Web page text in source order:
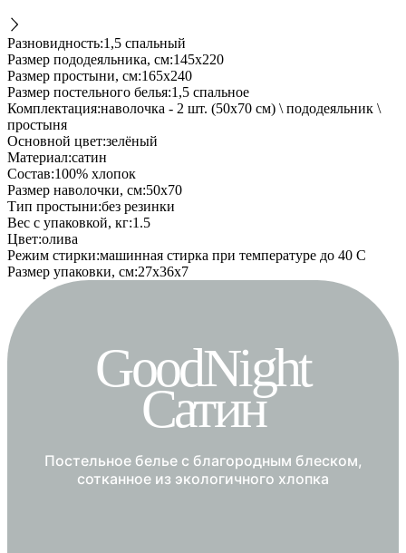
Разновидность:1,5 спальный
Размер пододеяльника, см:145х220
Размер простыни, см:165х240
Размер постельного белья:1,5 спальное
Комплектация:наволочка - 2 шт. (50х70 см) \ пододеяльник \
простыня
Основной цвет:зелёный
Материал:сатин
Состав:100% хлопок
Размер наволочки, см:50х70
Тип простыни:без резинки
Вес с упаковкой, кг:1.5
Цвет:олива
Режим стирки:машинная стирка при температуре до 40 С
Размер упаковки, см:27х36х7
GoodNight
Сатин
Постельное белье с благородным блеском,
сотканное из экологичного хлопка